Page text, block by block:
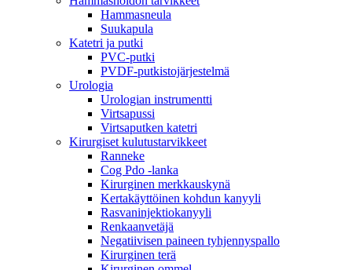
Hammasneula
Suukapula
Katetri ja putki
PVC-putki
PVDF-putkistojärjestelmä
Urologia
Urologian instrumentti
Virtsapussi
Virtsaputken katetri
Kirurgiset kulutustarvikkeet
Ranneke
Cog Pdo -lanka
Kirurginen merkkauskynä
Kertakäyttöinen kohdun kanyyli
Rasvaninjektiokanyyli
Renkaanvetäjä
Negatiivisen paineen tyhjennyspallo
Kirurginen terä